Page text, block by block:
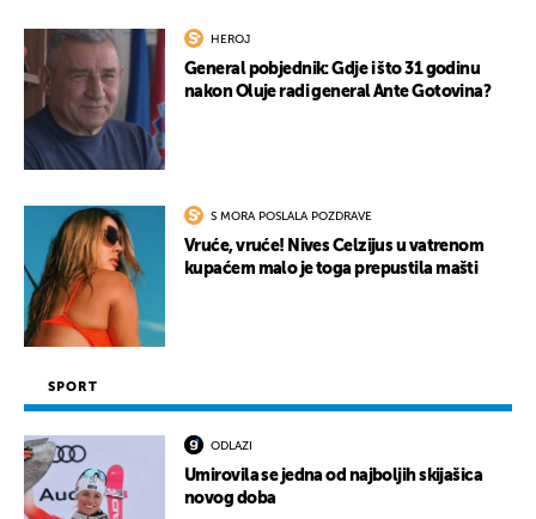
HEROJ
General pobjednik: Gdje i što 31 godinu
nakon Oluje radi general Ante Gotovina?
S MORA POSLALA POZDRAVE
Vruće, vruće! Nives Celzijus u vatrenom
kupaćem malo je toga prepustila mašti
SPORT
ODLAZI
Umirovila se jedna od najboljih skijašica
novog doba